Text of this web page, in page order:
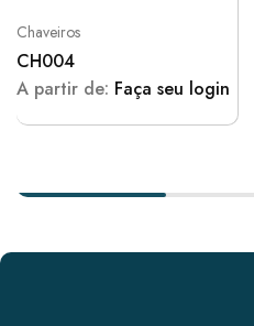
Chaveiros
CH004
A partir de: Faça seu login